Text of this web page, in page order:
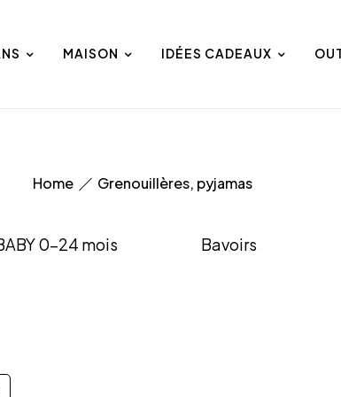
MAISON IDÉES CADEAUX
Home Grenouillères, pyjamas
0-24 mois Bavoirs